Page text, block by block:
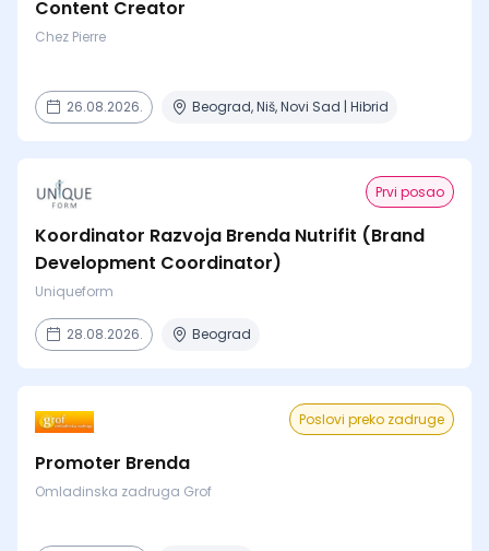
Content Creator
Chez Pierre
26.08.2026. Beograd, Niš, Novi Sad | Hibrid
Prvi posao
Koordinator Razvoja Brenda Nutrifit (Brand
Development Coordinator)
Uniqueform
28.08.2026. Beograd
Poslovi preko zadruge
Promoter Brenda
Omladinska zadruga Grof